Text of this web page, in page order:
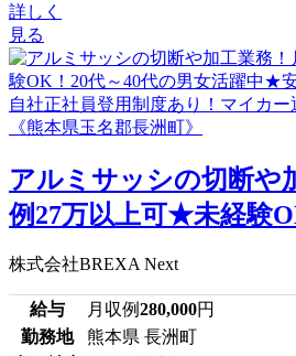
詳しく
見る
アルミサッシの切断や
例27万以上可★未経験
株式会社BREXA Next
給与 月収例280,000円
勤務地
熊本県 長洲町